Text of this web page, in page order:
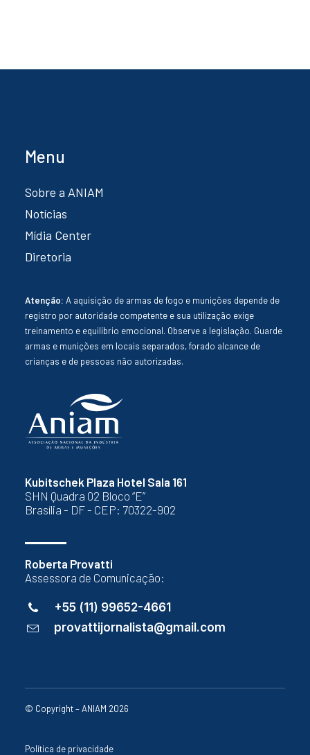
Kubitschek Plaza Hotel Sala 161
SHN Quadra 02 Bloco “E”
Brasília - DF - CEP: 70322-902
Roberta Provatti
Assessora de Comunicação:
+55 (11) 99652-4661
provattijornalista@gmail.com
Menu
Sobre a ANIAM
Notícias
Mídia Center
Diretoria
Atenção: A aquisição de armas de fogo e munições depende de
registro por autoridade competente e sua utilização exige
treinamento e equilíbrio emocional. Observe a legislação. Guarde
armas e munições em locais separados, forado alcance de
crianças e de pessoas não autorizadas.
© Copyright – ANIAM 2026
Política de privacidade